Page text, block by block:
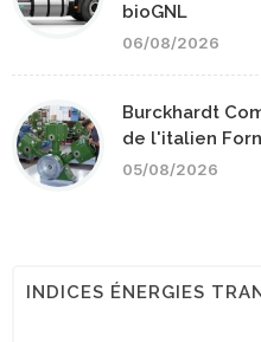
bioGNL
06/08/2026
Burckhardt
de l'italien
05/08/2026
INDICES ÉNERGIES